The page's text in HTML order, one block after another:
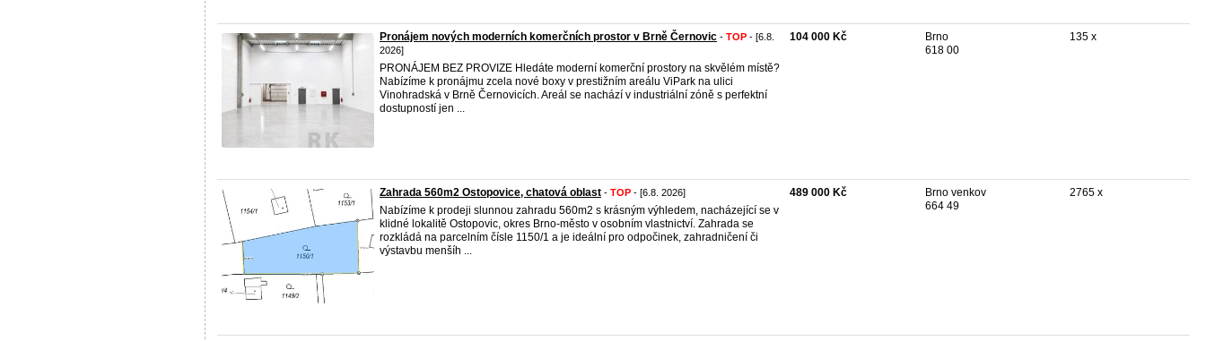
Pronájem nových moderních komerčních prostor v Brně Černovic - TOP - [6.8.
2026]
PRONÁJEM BEZ PROVIZE Hledáte moderní komerční prostory na skvělém místě?
Nabízíme k pronájmu zcela nové boxy v prestižním areálu ViPark na ulici
Vinohradská v Brně Černovicích. Areál se nachází v industriální zóně s perfektní
dostupností jen ...
104 000 Kč
Brno
618 00
135 x
Zahrada 560m2 Ostopovice, chatová oblast - TOP - [6.8. 2026]
Nabízíme k prodeji slunnou zahradu 560m2 s krásným výhledem, nacházející se v
klidné lokalitě Ostopovic, okres Brno-město v osobním vlastnictví. Zahrada se
rozkládá na parcelním čísle 1150/1 a je ideální pro odpočinek, zahradničení či
výstavbu menšíh ...
489 000 Kč
Brno venkov
664 49
2765 x